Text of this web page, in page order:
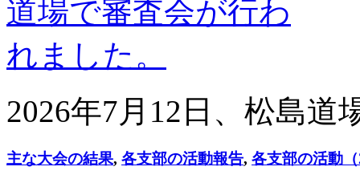
2026年7月12日、松島
主な大会の結果, 各支部の活動報告, 各支部の活動